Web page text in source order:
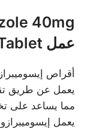
Tablet عمل
مما يساعد على
يعمل